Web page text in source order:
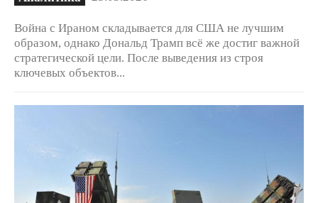
Война с Ираном складывается для США не лучшим
образом, однако Дональд Трамп всё же достиг важной
стратегической цели. После выведения из строя
ключевых объектов...